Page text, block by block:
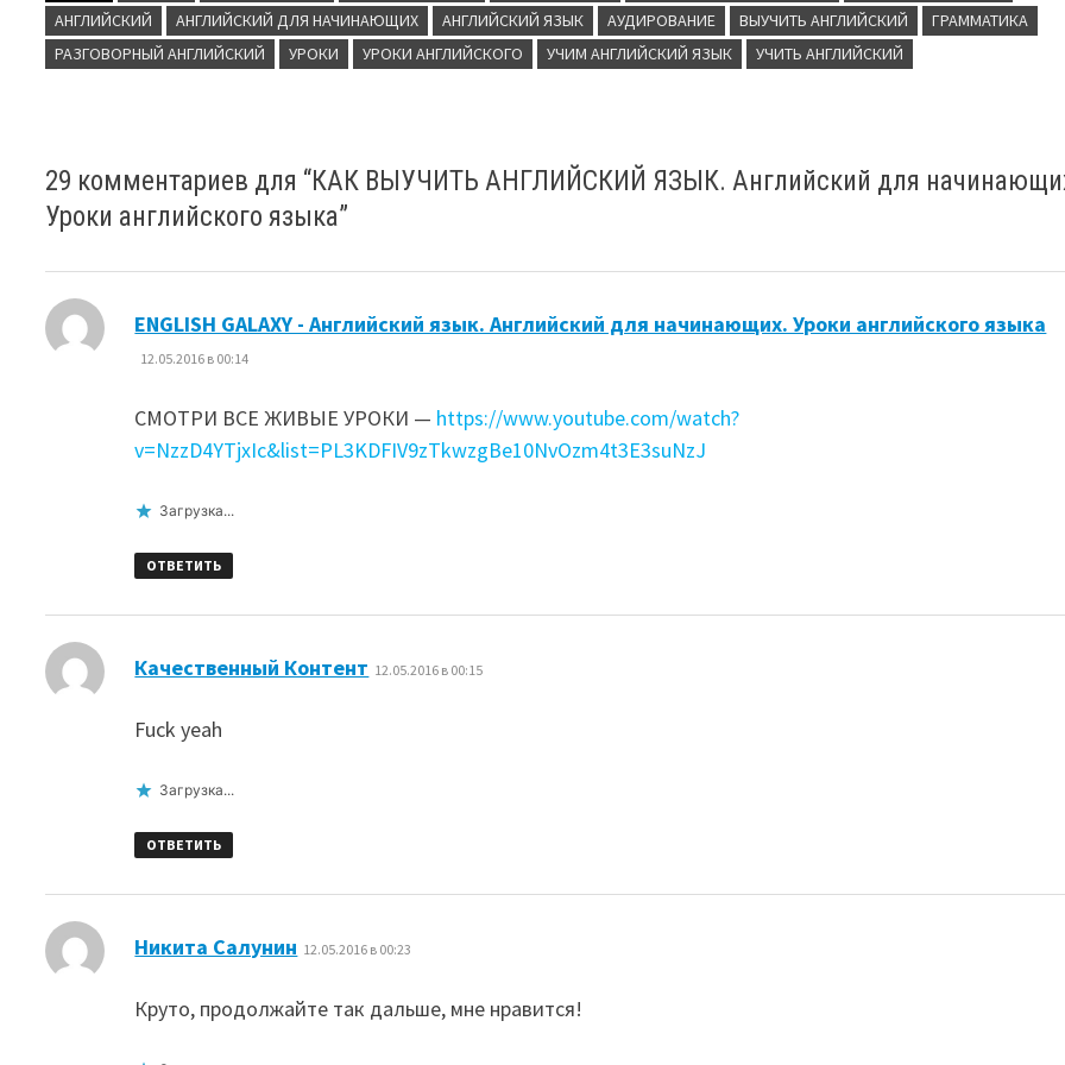
АНГЛИЙСКИЙ АНГЛИЙСКИЙ ДЛЯ НАЧИНАЮЩИХ АНГЛИЙСКИЙ ЯЗЫК АУДИРОВАНИЕ ВЫУЧИТЬ АНГЛИЙСКИЙ
ГРАММАТИКА
РАЗГОВОРНЫЙ АНГЛИЙСКИЙ
УРОКИ УРОКИ АНГЛИЙСКОГО УЧИМ АНГЛИЙСКИЙ ЯЗЫК УЧИТЬ АНГЛИЙСКИЙ
29 комментариев для “КАК ВЫУЧИТЬ АНГЛИЙСКИЙ ЯЗЫК. Английский для
Уроки английского языка”
ENGLISH GALAXY - Английский язык. Английский для начинающих. Уроки английского языка
12.05.2016 в 00:14
СМОТРИ ВСЕ ЖИВЫЕ УРОКИ — https://www.youtube.com/watch?
v=NzzD4YTjxIc&list=PL3KDFIV9zTkwzgBe10NvOzm4t3E3suNzJ
Загрузка...
ОТВЕТИТЬ
Качественный Контент 12.05.2016 в 00:15
Fuck yeah
Загрузка...
ОТВЕТИТЬ
Никита Салунин 12.05.2016 в 00:23
Круто, продолжайте так дальше, мне нравится!